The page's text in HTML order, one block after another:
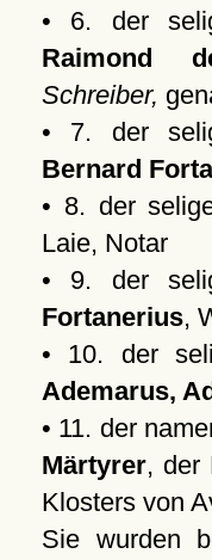
• 6. der
Raimond
Schreiber,
• 7. der
Bernard
• 8. der
Laie, Notar
• 9. der
Fortanerius,
• 10. der
Ademarus,
• 11. der
Märtyrer, der
Klosters von
Sie wurden